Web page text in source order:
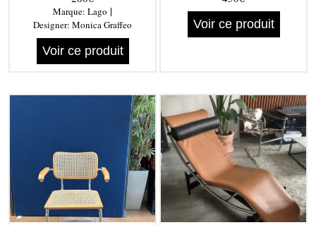
Marque: Lago |
Designer: Monica Graffeo
Voir ce produit
Voir ce produit